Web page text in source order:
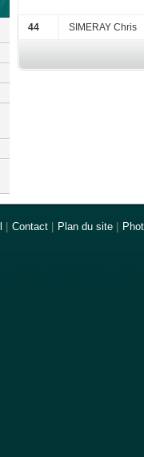
44 SIMERAY Chris
Contact Plan du site